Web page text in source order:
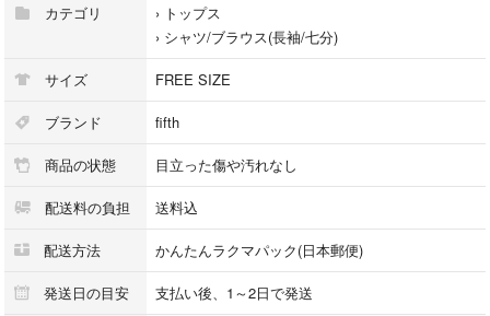
●ブランド名：fifthフィフス
●サイズ：FREE
カテゴリ
› トップス
› シャツ/ブラウス(長袖/七分)
サイズ FREE SIZE
ブランド fifth
商品の状態 目立った傷や汚れなし
配送料の負担 送料込
配送方法 かんたんラクマパック(日本郵便)
発送日の目安 支払い後、1～2日で発送